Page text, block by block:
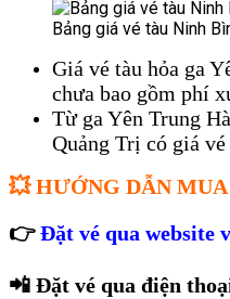
Bảng giá vé tàu Ninh
Giá vé tàu hỏa ga
chưa bao gồm phí
Từ ga Yên Trung
Quảng Trị có giá
💥HƯỚNG DẪN MUA
👉 Đặt vé qua website
📲 Đặt vé qua điện